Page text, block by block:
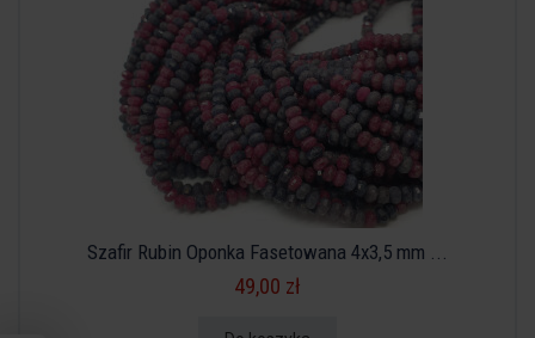
Szafir Rubin Oponka Fasetowana 4x3,5 mm ...
49,00 zł